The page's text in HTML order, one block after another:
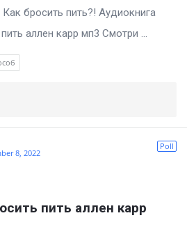
Аудиокнига
аллен карр мп3 Смотри ...
Poll
8, 2022
пить аллен карр